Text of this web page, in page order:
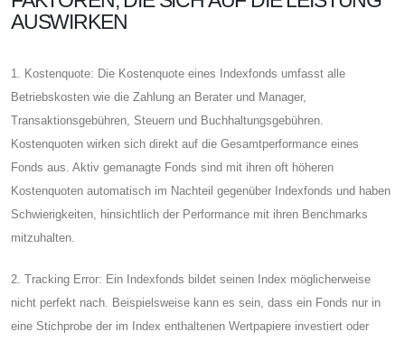
AUSWIRKEN
1. Kostenquote: Die Kostenquote eines Indexfonds umfasst alle
Betriebskosten wie die Zahlung an Berater und Manager,
Transaktionsgebühren, Steuern und Buchhaltungsgebühren.
Kostenquoten wirken sich direkt auf die Gesamtperformance eines
Fonds aus. Aktiv gemanagte Fonds sind mit ihren oft höheren
Kostenquoten automatisch im Nachteil gegenüber Indexfonds und haben
Schwierigkeiten, hinsichtlich der Performance mit ihren Benchmarks
mitzuhalten.
2. Tracking Error: Ein Indexfonds bildet seinen Index möglicherweise
nicht perfekt nach. Beispielsweise kann es sein, dass ein Fonds nur in
eine Stichprobe der im Index enthaltenen Wertpapiere investiert oder